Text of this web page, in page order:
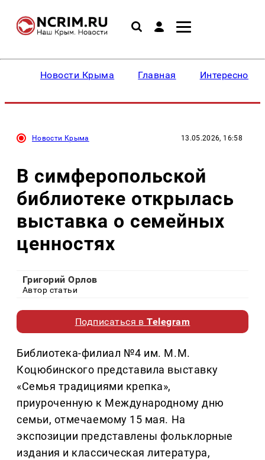
Новости Крыма Главная Интересное
Новости Крыма 13.05.2026, 16:58
В симферопольской
библиотеке открылась
выставка о семейных
ценностях
Григорий Орлов
Автор статьи
Подписаться вTelegram
Библиотека-филиал №4 им. М.М.
Коцюбинского представила выставку
«Семья традициями крепка»,
приуроченную к Международному дню
семьи, отмечаемому 15 мая. На
экспозиции представлены фольклорные
издания и классическая литература,